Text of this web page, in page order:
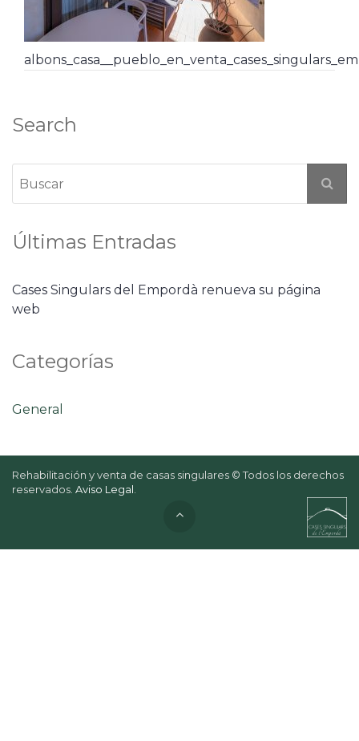
Search
Últimas Entradas
Cases Singulars del Empordà renueva su página
web
Categorías
General
Rehabilitación y venta de casas singulares © Todos los derechos
reservados. Aviso Legal